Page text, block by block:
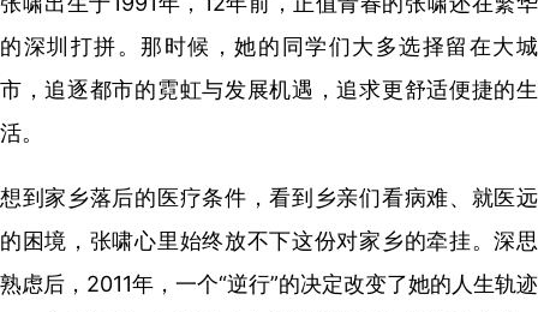
的深圳打拼。那时候，她的同学们大多选择留在大城
市，追逐都市的霓虹与发展机遇，追求更舒适便捷的生
活。
想到家乡落后的医疗条件，看到乡亲们看病难、就医远
的困境，张啸心里始终放不下这份对家乡的牵挂。深思
熟虑后，2011年，一个“逆行”的决定改变了她的人生轨迹